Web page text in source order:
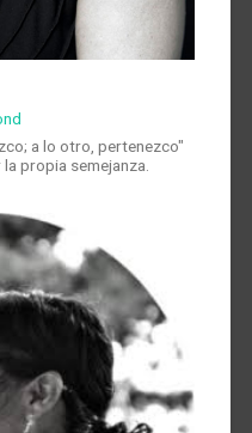
a lo otro, pertenezco"
propia semejanza.